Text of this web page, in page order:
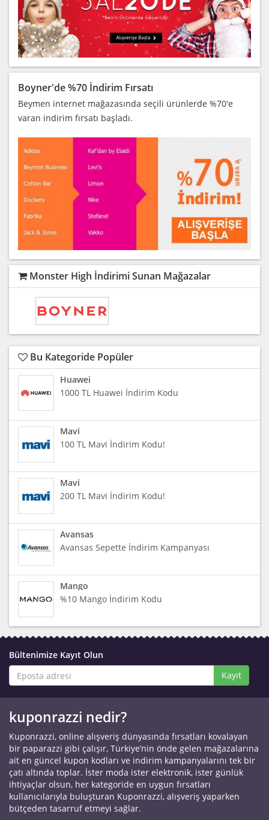
Boyner'de %70 İndirim Fırsatı
Beymen internet mağazasında seçili ürünlerde %70'e
varan indirim fırsatı başladı.
Monster High İndirimi Sunan Mağazalar
Bu Kategoride Popüler
Huawei
1000 TL Huawei İndirim Kodu
Mavi
100 TL Mavi İndirim Kodu!
Mavi
200 TL Mavi İndirim Kodu!
Avansas
Avansas Sepette İndirim Kampanyası
Mango
%10 Mango İndirim Kodu
Bültenimize Kayıt Olun
Kayıt
kuponrazzi nedir?
Kuponrazzi, online alışveriş dünyasında fırsatları kovalayan
bir paparazzi gibi çalışır, Türkiye’nin önde gelen mağazalarına
ait en güncel kupon kodları ve indirim kampanyalarını tek bir
çatı altında toplar. İster moda ister elektronik, ister günlük
ihtiyaçlar olsun, her kategoride en uygun fırsatları
kullanıcılarıyla buluşturan Kuponrazzi, alışveriş yaparken
bütçeden tasarruf etmeyi sağlar.